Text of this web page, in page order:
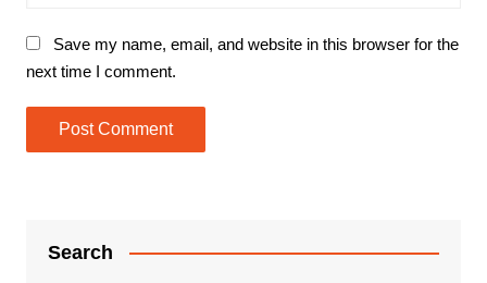
Save my name, email, and website in this browser for the
next time I comment.
Search